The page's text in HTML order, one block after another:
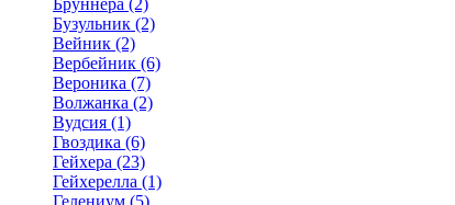
Бруннера (2)
Бузульник (2)
Вейник (2)
Вербейник (6)
Вероника (7)
Волжанка (2)
Вудсия (1)
Гвоздика (6)
Гейхера (23)
Гейхерелла (1)
Гелениум (5)